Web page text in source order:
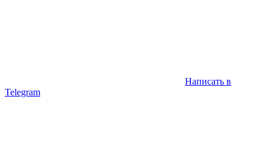
Написать в
Telegram